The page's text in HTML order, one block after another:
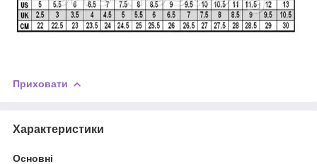
Приховати
Характеристики
Основні